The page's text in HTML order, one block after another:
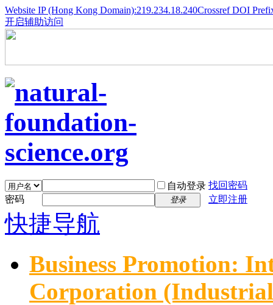
Website IP (Hong Kong Domain):219.234.18.240Crossref DOI
开启辅助访问
自动登录 找回密码
密码
登录 立即注册
快捷导航
Business Promotion:
Corporation